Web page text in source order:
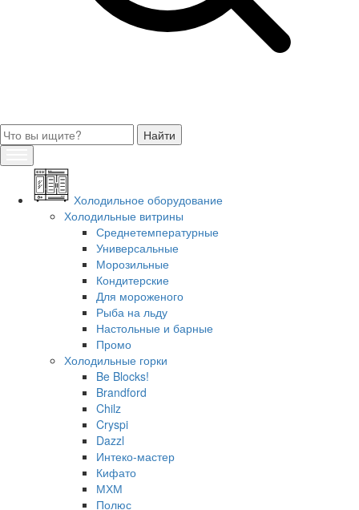
Холодильное оборудование
Холодильные витрины
Среднетемпературные
Универсальные
Морозильные
Кондитерские
Для мороженого
Рыба на льду
Настольные и барные
Промо
Холодильные горки
Be Blocks!
Brandford
Chilz
Cryspi
Dazzl
Интеко-мастер
Кифато
МХМ
Полюс